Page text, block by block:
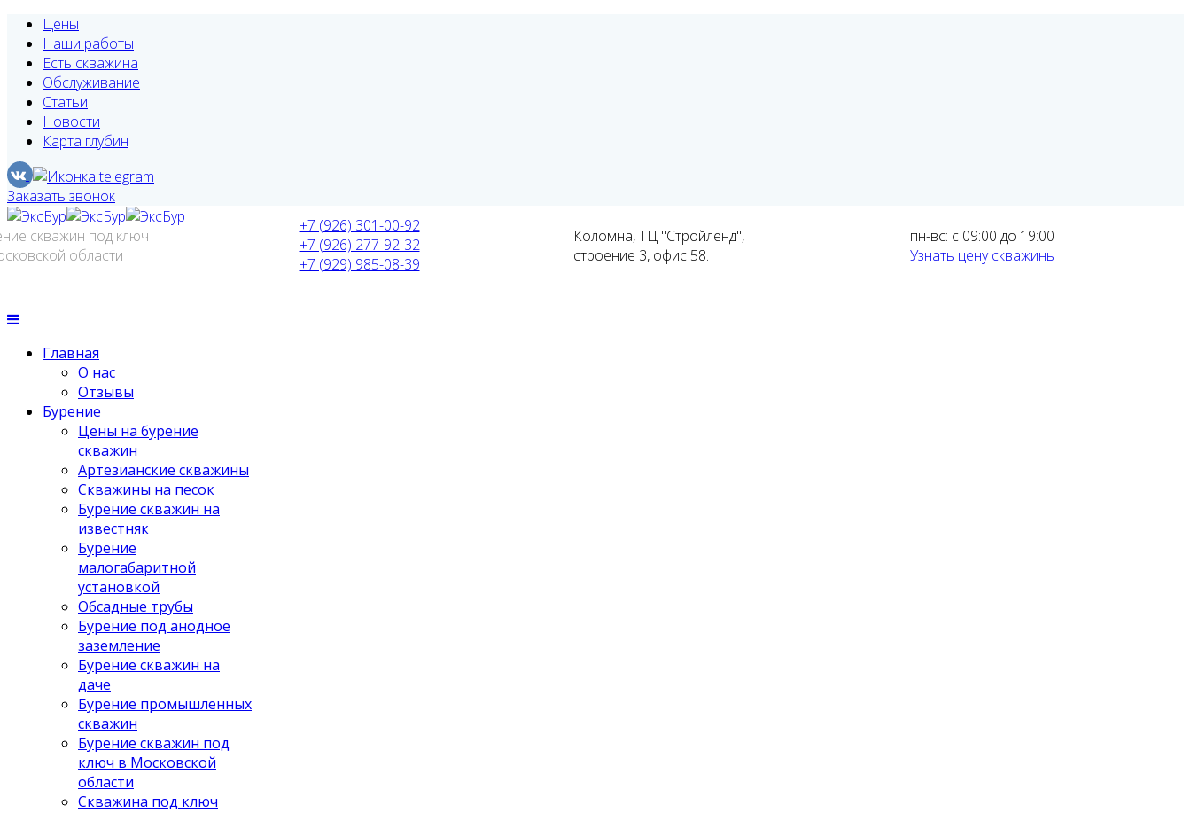
Цены
Наши работы
Есть скважина
Обслуживание
Статьи
Новости
Карта глубин
Заказать звонок
скважин под ключ
области
+7 (926) 301-00-92
+7 (926) 277-92-32
+7 (929) 985-08-39
Коломна, ТЦ "Стройленд",
строение 3, офис 58.
пн-вс: с 09:00 до 19:00
Узнать цену скважины
Главная
О нас
Отзывы
Бурение
Цены на бурение
скважин
Артезианские скважины
Скважины на песок
Бурение скважин на
известняк
Бурение
малогабаритной
установкой
Обсадные трубы
Бурение под анодное
заземление
Бурение скважин на
даче
Бурение промышленных
скважин
Бурение скважин под
ключ в Московской
области
Скважина под ключ